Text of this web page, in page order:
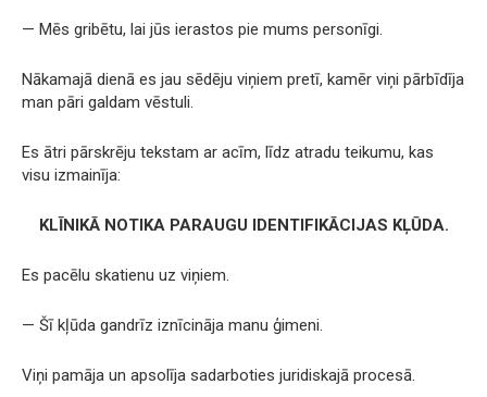
— Mēs gribētu, lai jūs ierastos pie mums personīgi.
Nākamajā dienā es jau sēdēju viņiem pretī, kamēr viņi pārbīdīja
man pāri galdam vēstuli.
Es ātri pārskrēju tekstam ar acīm, līdz atradu teikumu, kas
visu izmainīja:
KLĪNIKĀ NOTIKA PARAUGU IDENTIFIKĀCIJAS KĻŪDA.
Es pacēlu skatienu uz viņiem.
— Šī kļūda gandrīz iznīcināja manu ģimeni.
Viņi pamāja un apsolīja sadarboties juridiskajā procesā.